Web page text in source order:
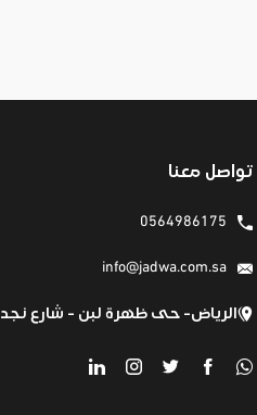
تواصل معنا
0564986175
info@jadwa.com.sa
الرياض- حى ظهرة لبن - شارع نجد